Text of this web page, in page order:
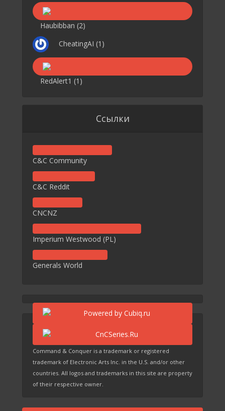
Haubibban (2)
CheatingAI (1)
RedAlert1 (1)
Ссылки
C&C Community
C&C Reddit
CNCNZ
Imperium Westwood (PL)
Generals World
Command & Conquer is a trademark or registered
trademark of Electronic Arts Inc. in the U.S. and/or other
countries. All logos and trademarks in this site are property
of their respective owner.